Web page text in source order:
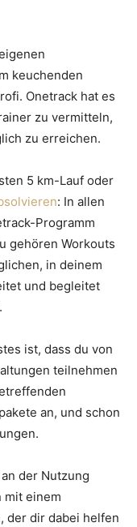
keuchenden
Onetrack hat es
zu vermitteln,
zu erreichen.
5 km-Lauf oder
: In allen
Programm
gehören Workouts
in deinem
und begleitet
ist, dass du von
teilnehmen
an, und schon
der Nutzung
mit einem
der dir dabei helfen